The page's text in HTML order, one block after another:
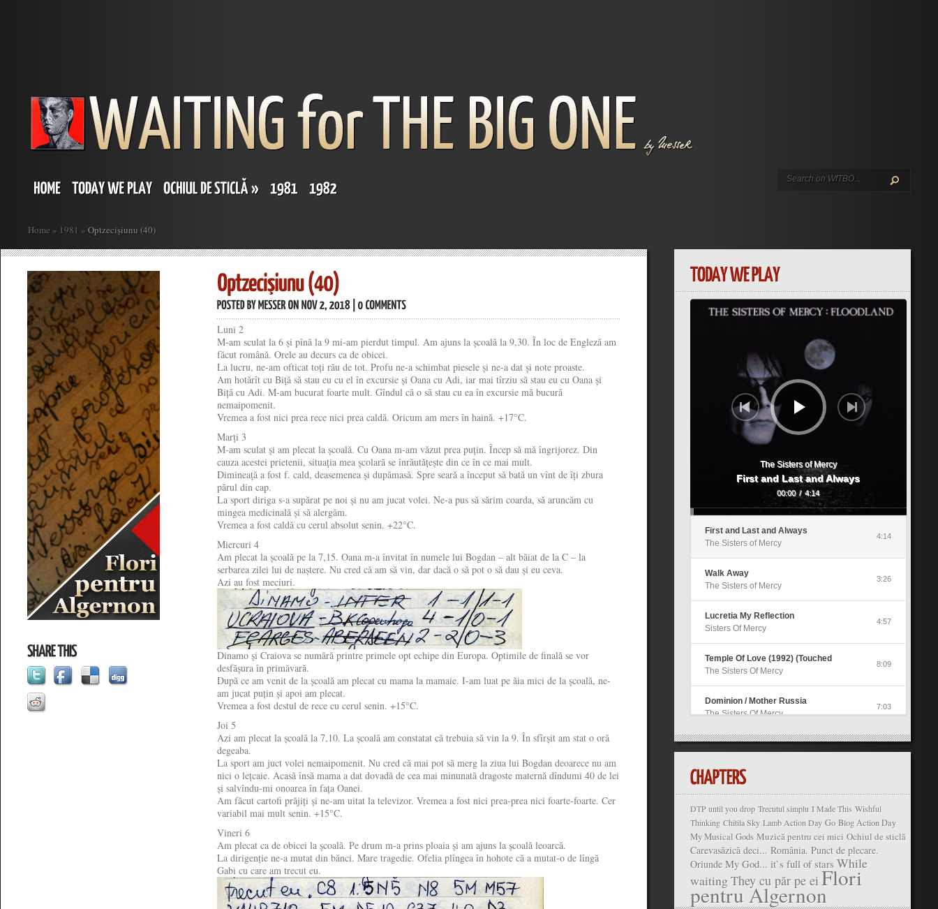
Home » 1981 » Optzecișiunu (40)
Luni 2
M-am sculat la 6 și pînă la 9 mi-am pierdut timpul. Am ajuns la școală la 9,30. În loc de Engleză am
făcut română. Orele au decurs ca de obicei.
La lucru, ne-am ofticat toți rău de tot. Profu ne-a schimbat piesele și ne-a dat și note proaste.
Am hotărît cu Biță să stau eu cu el în excursie și Oana cu Adi, iar mai tîrziu să stau eu cu Oana și
Biță cu Adi. M-am bucurat foarte mult. Gîndul că o să stau cu ea în excursie mă bucură
nemaipomenit.
Vremea a fost nici prea rece nici prea caldă. Oricum am mers în haină. +17°C.
Marți 3
M-am sculat și am plecat la școală. Cu Oana m-am văzut prea puțin. Încep să mă îngrijorez. Din
cauza acestei prietenii, situația mea școlară se înrăutățește din ce în ce mai mult.
Dimineață a fost f. cald, deasemenea și dupămasă. Spre seară a început să bată un vînt de îți zbura
părul din cap.
La sport diriga s-a supărat pe noi și nu am jucat volei. Ne-a pus să sărim coarda, să aruncăm cu
mingea medicinală și să alergăm.
Vremea a fost caldă cu cerul absolut senin. +22°C.
Miercuri 4
Am plecat la școală pe la 7,15. Oana m-a învitat în numele lui Bogdan – alt băiat de la C – la
serbarea zilei lui de naștere. Nu cred că am să vin, dar dacă o să pot o să dau și eu ceva.
Azi au fost meciuri.
Dinamo și Craiova se numără printre primele opt echipe din Europa. Optimile de finală se vor
desfășura în primăvară.
După ce am venit de la școală am plecat cu mama la mamaie. I-am luat pe ăia mici de la școală, ne-
am jucat puțin și apoi am plecat.
Vremea a fost destul de rece cu cerul senin. +15°C.
Joi 5
Azi am plecat la școală la 7,10. La școală am constatat că trebuia să vin la 9. În sfîrșit am stat o oră
degeaba.
La sport am juct volei nemaipomenit. Nu cred că mai pot să merg la ziua lui Bogdan deoarece nu am
nici o lețcaie. Acasă însă mama a dat dovadă de cea mai minunată dragoste maternă dîndumi 40 de lei
și salvîndu-mi onoarea în fața Oanei.
Am făcut cartofi prăjiți și ne-am uitat la televizor. Vremea a fost nici prea-prea nici foarte-foarte. Cer
variabil mai mult senin. +15°C.
Vineri 6
Am plecat ca de obicei la școală. Pe drum m-a prins ploaia și am ajuns la școală leoarcă.
La dirigenție ne-a mutat din bănci. Mare tragedie. Ofelia plîngea în hohote că a mutat-o de lîngă
Gabi cu care am trecut eu.
The Sisters of Mercy
First and Last and Always
00:00 / 4:14
First and Last and Always
The Sisters of Mercy
4:14
Walk Away
The Sisters of Mercy
3:26
Lucretia My Reflection
Sisters Of Mercy
4:57
Temple Of Love (1992) (Touched
The Sisters Of Mercy
8:09
Dominion / Mother Russia
The Sisters Of Mercy
7:03
More
DTP until you drop Trecutul simplu I Made This Wishful
Thinking Chitila Sky Lamb Action Day Go Blog Action Day
My Musical Gods Muzică pentru cei mici Ochiul de sticlă
Carevasăzică deci... România. Punct de plecare.
Oriunde My God... it`s full of stars While
waitingThey cu păr pe ei Flori
pentru Algernon